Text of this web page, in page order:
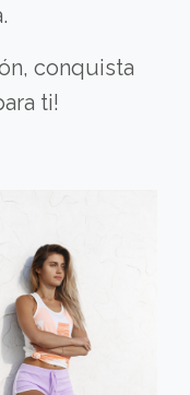
conquista
ti!